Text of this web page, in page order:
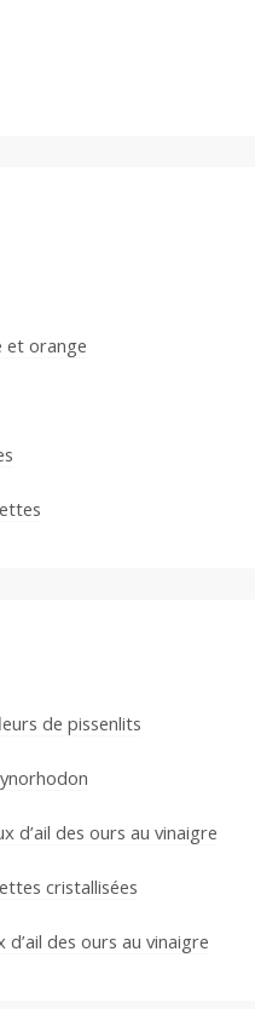
et orange
de pissenlits
d’ail des ours au vinaigre
cristallisées
des ours au vinaigre